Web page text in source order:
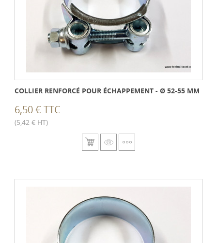
COLLIER RENFORCÉ POUR ÉCHAPPEMENT - Ø 52-55 MM
6,50 € TTC
(5,42 € HT)